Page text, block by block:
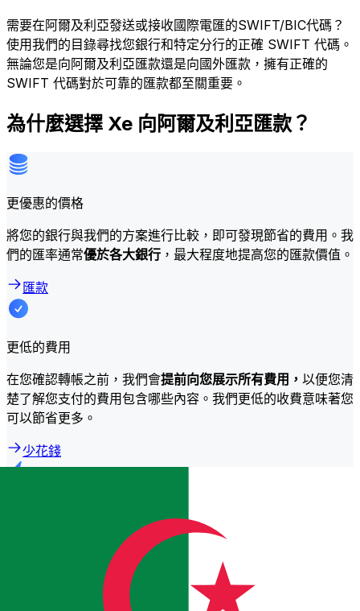
需要在阿爾及利亞發送或接收國際電匯的SWIFT/BIC代碼？
使用我們的目錄尋找您銀行和特定分行的正確 SWIFT 代碼。
無論您是向阿爾及利亞匯款還是向國外匯款，擁有正確的
SWIFT 代碼對於可靠的匯款都至關重要。
為什麼選擇 Xe 向阿爾及利亞匯款？
更優惠的價格
將您的銀行與我們的方案進行比較，即可發現節省的費用。我
們的匯率通常優於各大銀行 ，最大程度地提高您的匯款價值。
匯款
更低的費用
在您確認轉帳之前，我們會提前向您展示所有費用， 以便您清
楚了解您支付的費用包含哪些內容。我們更低的收費意味著您
可以節省更多。
少花錢
當天完成。我們明白，在金錢方面，時機至